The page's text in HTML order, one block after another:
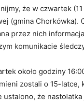
że w czwartek
(gmina Chorkówka).
przez nich
komunikacie
około godziny
zostali o 15-latce,
ustalono, że